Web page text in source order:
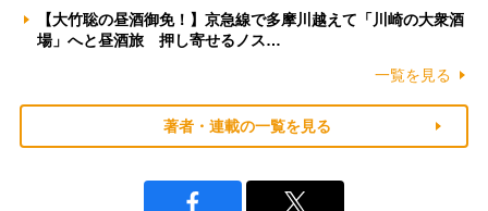
【大竹聡の昼酒御免！】京急線で多摩川越えて「川崎の大衆酒
場」へと昼酒旅 押し寄せるノス…
一覧を見る
著者・連載の一覧を見る